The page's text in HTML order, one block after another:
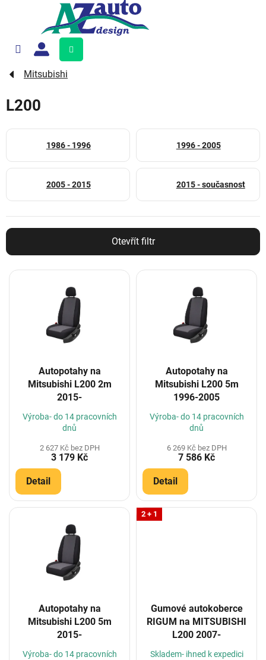
Nákupní
košík
Mitsubishi
L200
1986 - 1996 1996 - 2005
2005 - 2015 2015 - současnost
Otevřít filtr
V
Autopotahy na
Mitsubishi L200 2m
2015-
Výroba- do 14 pracovních
dnů
2 627 Kč bez DPH
3 179 Kč
Detail
Autopotahy na
Mitsubishi L200 5m
1996-2005
Výroba- do 14 pracovních
dnů
6 269 Kč bez DPH
7 586 Kč
Detail
Autopotahy na
Mitsubishi L200 5m
2015-
Výroba- do 14 pracovních
2 + 1
Gumové autokoberce
RIGUM na MITSUBISHI
L200 2007-
Skladem- ihned k expedici